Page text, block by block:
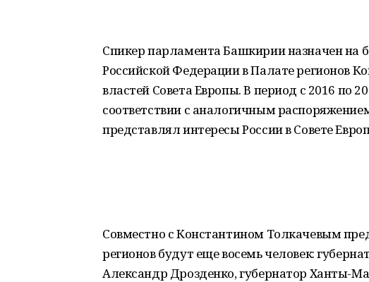
Спикер парламента Башкирии назначен на
Российской Федерации в Палате регионов
властей Совета Европы. В период с 2016 по
соответствии с аналогичным
представлял интересы России в Совете
Совместно с Константином Толкачевым
регионов будут еще восемь человек:
Александр Дрозденко, губернатор Ханты-